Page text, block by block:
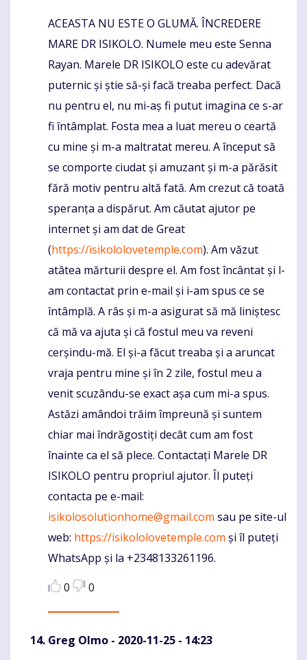
Komentaras
ACEASTA NU ESTE O GLUMĂ. ÎNCREDERE
MARE DR ISIKOLO. Numele meu este Senna
Rayan. Marele DR ISIKOLO este cu adevărat
puternic și știe să-și facă treaba perfect. Dacă
nu pentru el, nu mi-aș fi putut imagina ce s-ar
fi întâmplat. Fosta mea a luat mereu o ceartă
cu mine și m-a maltratat mereu. A început să
se comporte ciudat și amuzant și m-a părăsit
fără motiv pentru altă fată. Am crezut că toată
speranța a dispărut. Am căutat ajutor pe
internet și am dat de Great
(https://isikololovetemple.com). Am văzut
atâtea mărturii despre el. Am fost încântat și l-
am contactat prin e-mail și i-am spus ce se
întâmplă. A râs și m-a asigurat să mă liniștesc
că mă va ajuta și că fostul meu va reveni
cerșindu-mă. El și-a făcut treaba și a aruncat
vraja pentru mine și în 2 zile, fostul meu a
venit scuzându-se exact așa cum mi-a spus.
Astăzi amândoi trăim împreună și suntem
chiar mai îndrăgostiți decât cum am fost
înainte ca el să plece. Contactați Marele DR
ISIKOLO pentru propriul ajutor. Îl puteți
contacta pe e-mail:
isikolosolutionhome@gmail.com sau pe site-ul
web: https://isikololovetemple.com și îl puteți
WhatsApp și la +2348133261196.
0
0
Greg Olmo - 2020-11-25 - 14:23